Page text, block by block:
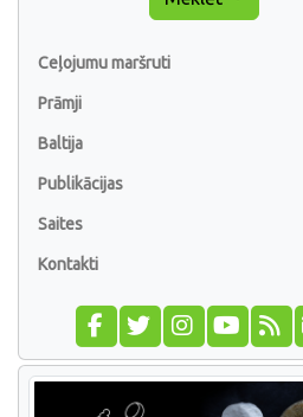
Ceļojumu maršruti
Prāmji
Baltija
Publikācijas
Saites
Kontakti